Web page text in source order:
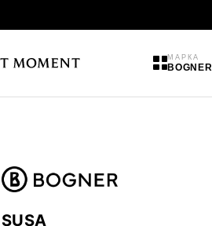
МАРКА
BOGNER
SUSA